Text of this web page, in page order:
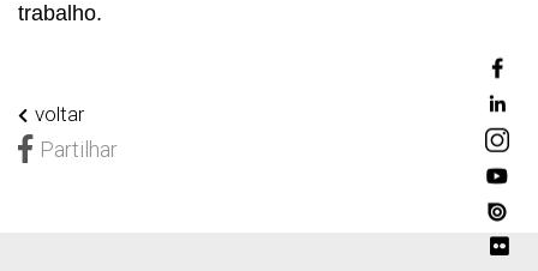
trabalho.
voltar
Partilhar